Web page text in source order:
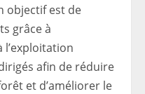
objectif est de
grâce à
l’exploitation
afin de réduire
et d’améliorer le